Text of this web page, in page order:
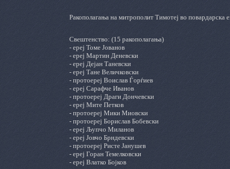
Ракополагања на митрополит Тимотеј во повардарска
Свештенство: (15 ракополагања)
- ереј Томе Јованов
- ереј Мартин Деневски
- ереј Дејан Таневски
- ереј Тане Величковски
- протоереј Воислав Ѓорѓиев
- ереј Сарафче Иванов
- протоереј Драги Дончевски
- ереј Мите Петков
- протоереј Мики Миовски
- протоереј Борислав Бобевски
- ереј Љупчо Миланов
- ереј Јовчо Брндевски
- протоереј Ристе Јанушев
- ереј Горан Темелковски
- ереј Влатко Бојков